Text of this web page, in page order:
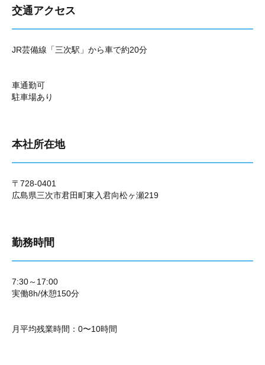
交通アクセス
JR芸備線「三次駅」から車で約20分
車通勤可
駐車場あり
本社所在地
〒728-0401
広島県三次市君田町東入君向松ヶ瀬219
勤務時間
7:30～17:00
実働8h/休憩150分
月平均残業時間：0〜10時間